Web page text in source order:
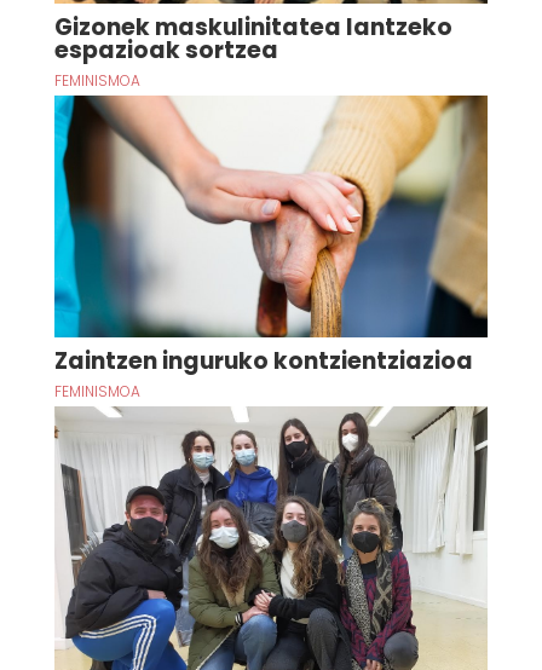
Gizonek maskulinitatea lantzeko
espazioak sortzea
FEMINISMOA
Zaintzen inguruko kontzientziazioa
FEMINISMOA